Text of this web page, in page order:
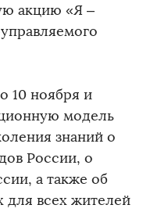
акцию «Я –
10 ноября и
модель
знаний о
России, о
а также об
всех жителей